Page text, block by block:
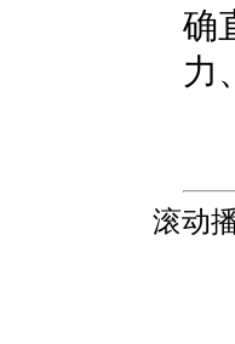
确
力
滚动